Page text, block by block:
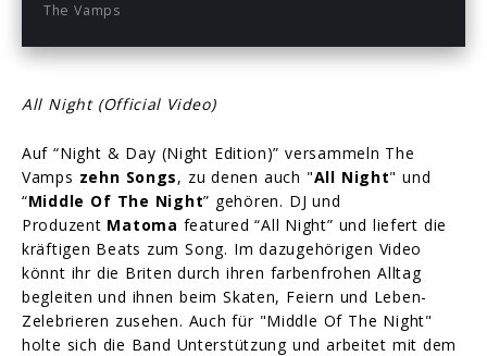
The Vamps
All Night (Official Video)
Auf “Night & Day (Night Edition)” versammeln The
Vamps zehn Songs, zu denen auch "All Night" und
“Middle Of The Night” gehören. DJ und
Produzent Matoma featured “All Night” und liefert die
kräftigen Beats zum Song. Im dazugehörigen Video
könnt ihr die Briten durch ihren farbenfrohen Alltag
begleiten und ihnen beim Skaten, Feiern und Leben-
Zelebrieren zusehen. Auch für "Middle Of The Night"
holte sich die Band Unterstützung und arbeitet mit dem